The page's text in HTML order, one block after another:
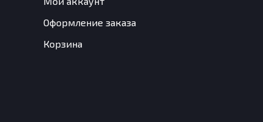
Оформление заказа
Корзина